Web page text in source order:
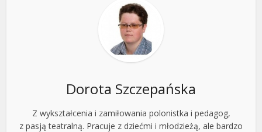
Dorota Szczepańska
Z wykształcenia i zamiłowania polonistka i pedagog,
z pasją teatralną. Pracuje z dziećmi i młodzieżą, ale bardzo